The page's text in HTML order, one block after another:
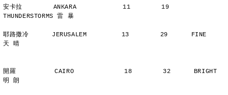
安卡拉        ANKARA            11        19
THUNDERSTORMS 雷 暴
耶路撒冷      JERUSALEM         13        29      FINE
天 晴
開羅          CAIRO             18        32      BRIGHT
明 朗